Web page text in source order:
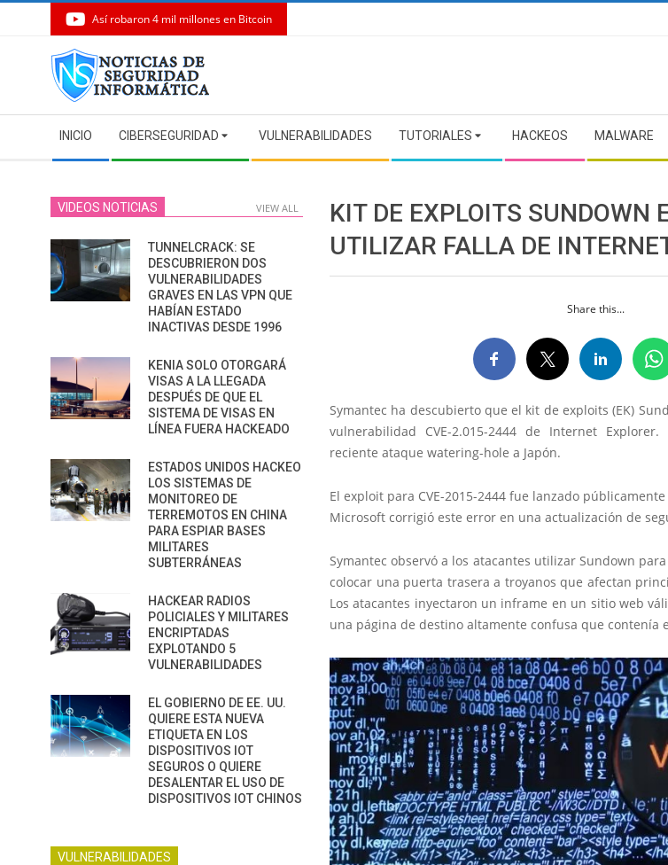
Así robaron 4 mil millones en Bitcoin
Navigation
Menu
INICIO CIBERSEGURIDAD VULNERABILIDADES TUTORIALES HACKEOS MALWARE
KIT DE EXPLOITS SUNDOWN
UTILIZAR FALLA DE
Share this...
Symantec ha descubierto que el kit de exploits (EK)
vulnerabilidad CVE-2.015-2444 de Internet
reciente ataque watering-hole a Japón.
El exploit para CVE-2015-2444 fue lanzado
Microsoft corrigió este error en una actualización de
Symantec observó a los atacantes utilizar Sundown
colocar una puerta trasera a troyanos que afectan
Los atacantes inyectaron un inframe en un sitio web
una página de destino altamente confusa que contenía
VIDEOS NOTICIAS VIEW ALL
TUNNELCRACK: SE
DESCUBRIERON DOS
VULNERABILIDADES
GRAVES EN LAS VPN QUE
HABÍAN ESTADO
INACTIVAS DESDE 1996
KENIA SOLO OTORGARÁ
VISAS A LA LLEGADA
DESPUÉS DE QUE EL
SISTEMA DE VISAS EN
LÍNEA FUERA HACKEADO
ESTADOS UNIDOS HACKEO
LOS SISTEMAS DE
MONITOREO DE
TERREMOTOS EN CHINA
PARA ESPIAR BASES
MILITARES
SUBTERRÁNEAS
HACKEAR RADIOS
POLICIALES Y MILITARES
ENCRIPTADAS
EXPLOTANDO 5
VULNERABILIDADES
EL GOBIERNO DE EE. UU.
QUIERE ESTA NUEVA
ETIQUETA EN LOS
DISPOSITIVOS IOT
SEGUROS O QUIERE
DESALENTAR EL USO DE
DISPOSITIVOS IOT CHINOS
VULNERABILIDADES